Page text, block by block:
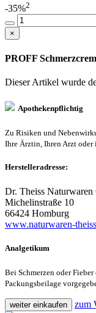
-35%2
×
PROFF
Dieser Artikel wurde
Apothekenpflichtig
Zu Risiken und
Ihre Ärztin, Ihren Arzt oder
Herstelleradresse:
Dr. Theiss Naturwaren
Michelinstraße 10
66424 Homburg
www.naturwaren-
Analgetikum
Bei Schmerzen oder
Packungsbeilage
weiter einkaufen zum